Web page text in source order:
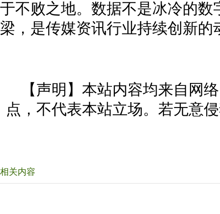
于不败之地。数据不是冰冷的
梁，是传媒资讯行业持续创新的
【声明】本站内容均来自网
点，不代表本站立场。若无意
相关内容